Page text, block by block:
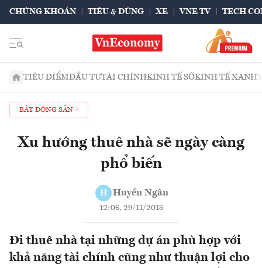
CHỨNG KHOÁN TIÊU & DÙNG XE VNE TV TECH
TIÊU ĐIỂMĐẦU TƯTÀI CHÍNHKINH TẾ SỐKINH TẾ XANH
BẤT ĐỘNG SẢN
Xu hướng thuê nhà sẽ ngày càng
phổ biến
H Huyền Ngân
12:06, 29/11/2018
Đi thuê nhà tại những dự án phù hợp với
khả năng tài chính cũng như thuận lợi cho